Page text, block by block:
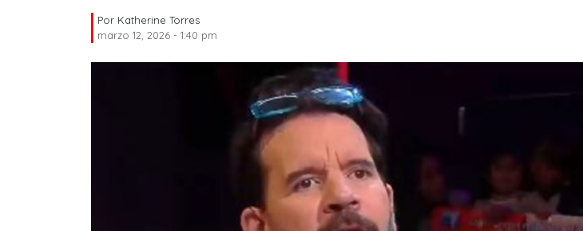
Por Katherine Torres
marzo 12, 2026 - 1:40 pm